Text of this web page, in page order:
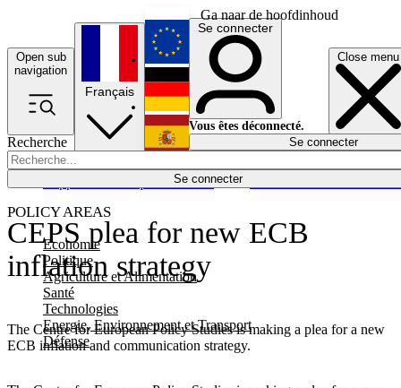
Ga naar de hoofdinhoud
Open sub
navigation
Close menu
Recherche
Se connecter
POLICY AREAS
Economie
Politique
Agriculture et Alimentation
Santé
Technologies
Energie, Environnement et Transport
Défense
Économie
Français
English
Deutsch
Español
Se connecter
Vous êtes déconnecté.
Se connecter
CEPS plea for new ECB
inflation strategy
The Centre for European Policy Studies is making a plea for a new
ECB inflation and communication strategy.